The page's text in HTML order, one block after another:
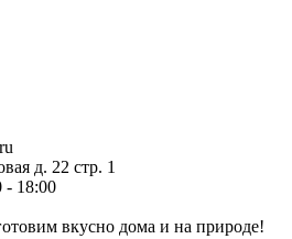
д. 22 стр. 1
- 18:00
вкусно дома и на природе!